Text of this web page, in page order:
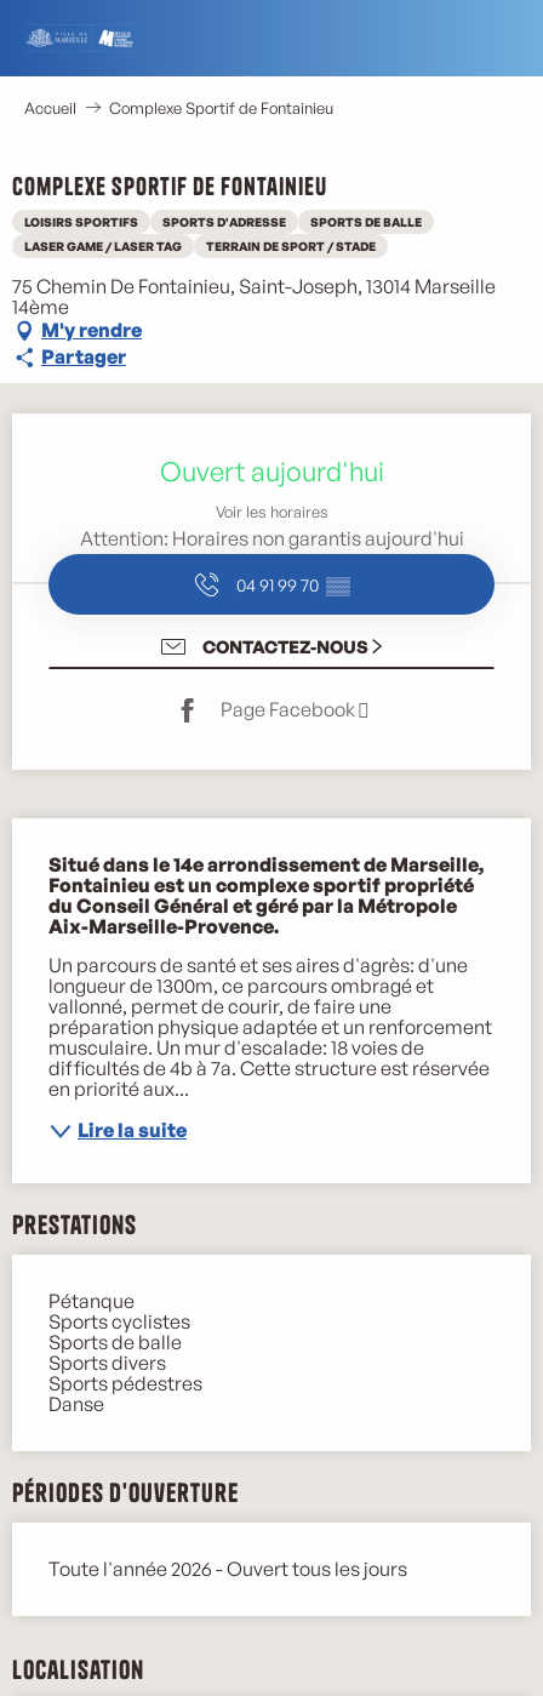
contenu
principal
Accueil Complexe Sportif de Fontainieu
Complexe Sportif de Fontainieu
LOISIRS SPORTIFS SPORTS D'ADRESSE
SPORTS DE BALLE
LASER GAME / LASER TAG
TERRAIN DE SPORT / STADE
75 Chemin De Fontainieu, Saint-Joseph, 13014 Marseille
14ème
M'y rendre
Partager
Ouvert aujourd'hui
Voir les horaires
Attention: Horaires non garantis aujourd'hui
04 91 99 70 ▒▒
CONTACTEZ-NOUS
Page Facebook
Situé dans le 14e arrondissement de Marseille,
Fontainieu est un complexe sportif propriété
du Conseil Général et géré par la Métropole
Aix-Marseille-Provence.
Un parcours de santé et ses aires d'agrès: d'une
longueur de 1300m, ce parcours ombragé et
vallonné, permet de courir, de faire une
préparation physique adaptée et un renforcement
musculaire. Un mur d'escalade: 18 voies de
difficultés de 4b à 7a. Cette structure est réservée
en priorité aux...
Lire la suite
Prestations
Pétanque
Sports cyclistes
Sports de balle
Sports divers
Sports pédestres
Danse
Périodes d'ouverture
Toute l'année 2026 - Ouvert tous les jours
Localisation